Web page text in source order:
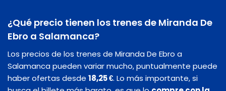
¿Qué precio tienen los trenes de Miranda De
Ebro a Salamanca?
Los precios de los trenes de Miranda De Ebro a
Salamanca pueden variar mucho, puntualmente puede
haber ofertas desde 18,25 €. Lo más importante, si